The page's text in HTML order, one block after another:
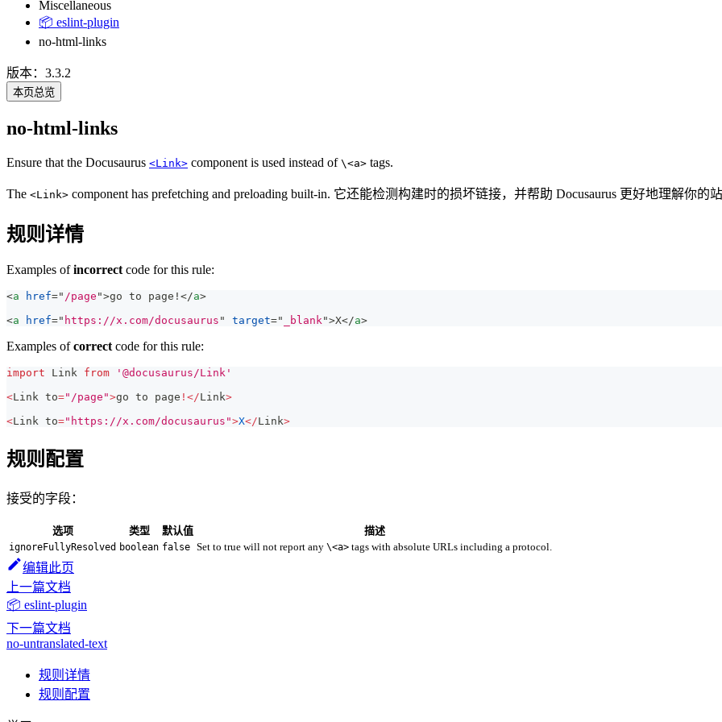
Miscellaneous
📦 eslint-plugin
no-html-links
版本：3.3.2
本页总览
no-html-links
Ensure that the Docusaurus <Link> component is used instead of \<a> tags.
The <Link> component has prefetching and preloading built-in. 它还能检测构建时的损坏链接，并帮助 Docusaurus 更好地理解你的
规则详情
Examples ofincorrect code for this rule:
<a href=" /page ">go to page! </a>
<a href=" https://x.com/docusaurus " target=" _blank ">X</a>
Examples ofcorrect code for this rule:
import Link from
'@docusaurus/Link'
<Link to="/page">go to page ! </Link>
<Link to="https://x.com/docusaurus">X</Link>
规则配置
接受的字段：
选项 类型 默认值 描述
ignoreFullyResolved boolean false Set to true will not report any \<a> tags with absolute URLs including a protocol.
编辑此页
上一篇文档
📦 eslint-plugin
下一篇文档
no-untranslated-text
规则详情
规则配置